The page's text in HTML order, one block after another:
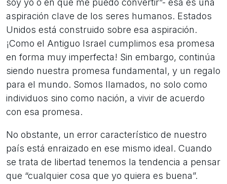
soy yo o en que me puedo convertir”- esa es una
aspiración clave de los seres humanos. Estados
Unidos está construido sobre esa aspiración.
¡Como el Antiguo Israel cumplimos esa promesa
en forma muy imperfecta! Sin embargo, continúa
siendo nuestra promesa fundamental, y un regalo
para el mundo. Somos llamados, no solo como
individuos sino como nación, a vivir de acuerdo
con esa promesa.
No obstante, un error característico de nuestro
país está enraizado en ese mismo ideal. Cuando
se trata de libertad tenemos la tendencia a pensar
que “cualquier cosa que yo quiera es buena”.